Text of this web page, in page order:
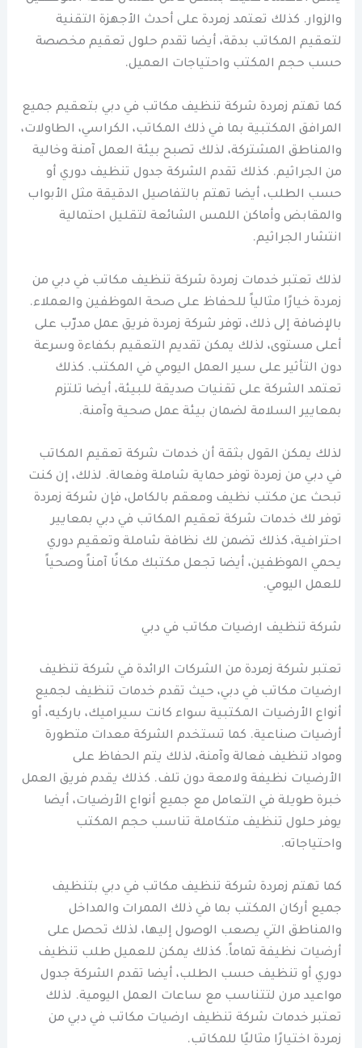
والزوار. كذلك تعتمد زمردة على أحدث الأجهزة التقنية
لتعقيم المكاتب بدقة، أيضا تقدم حلول تعقيم مخصصة
حسب حجم المكتب واحتياجات العميل.
كما تهتم زمردة شركة تنظيف مكاتب في دبي بتعقيم جميع
المرافق المكتبية بما في ذلك المكاتب، الكراسي، الطاولات،
والمناطق المشتركة، لذلك تصبح بيئة العمل آمنة وخالية
من الجراثيم. كذلك تقدم الشركة جدول تنظيف دوري أو
حسب الطلب، أيضا تهتم بالتفاصيل الدقيقة مثل الأبواب
والمقابض وأماكن اللمس الشائعة لتقليل احتمالية
انتشار الجراثيم.
لذلك تعتبر خدمات زمردة شركة تنظيف مكاتب في دبي من
زمردة خيارًا مثالياً للحفاظ على صحة الموظفين والعملاء.
بالإضافة إلى ذلك، توفر شركة زمردة فريق عمل مدرّب على
أعلى مستوى، لذلك يمكن تقديم التعقيم بكفاءة وسرعة
دون التأثير على سير العمل اليومي في المكتب. كذلك
تعتمد الشركة على تقنيات صديقة للبيئة، أيضا تلتزم
بمعايير السلامة لضمان بيئة عمل صحية وآمنة.
لذلك يمكن القول بثقة أن خدمات شركة تعقيم المكاتب
في دبي من زمردة توفر حماية شاملة وفعالة. لذلك، إن كنت
تبحث عن مكتب نظيف ومعقم بالكامل، فإن شركة زمردة
توفر لك خدمات شركة تعقيم المكاتب في دبي بمعايير
احترافية، كذلك تضمن لك نظافة شاملة وتعقيم دوري
يحمي الموظفين، أيضا تجعل مكتبك مكانًا آمناً وصحياً
للعمل اليومي.
شركة تنظيف ارضيات مكاتب في دبي
تعتبر شركة زمردة من الشركات الرائدة في شركة تنظيف
ارضيات مكاتب في دبي، حيث تقدم خدمات تنظيف لجميع
أنواع الأرضيات المكتبية سواء كانت سيراميك، باركيه، أو
أرضيات صناعية. كما تستخدم الشركة معدات متطورة
ومواد تنظيف فعالة وآمنة، لذلك يتم الحفاظ على
الأرضيات نظيفة ولامعة دون تلف. كذلك يقدم فريق العمل
خبرة طويلة في التعامل مع جميع أنواع الأرضيات، أيضا
يوفر حلول تنظيف متكاملة تناسب حجم المكتب
واحتياجاته.
كما تهتم زمردة شركة تنظيف مكاتب في دبي بتنظيف
جميع أركان المكتب بما في ذلك الممرات والمداخل
والمناطق التي يصعب الوصول إليها، لذلك تحصل على
أرضيات نظيفة تماماً. كذلك يمكن للعميل طلب تنظيف
دوري أو تنظيف حسب الطلب، أيضا تقدم الشركة جدول
مواعيد مرن لتتناسب مع ساعات العمل اليومية. لذلك
تعتبر خدمات شركة تنظيف ارضيات مكاتب في دبي من
زمردة اختيارًا مثاليًا للمكاتب.